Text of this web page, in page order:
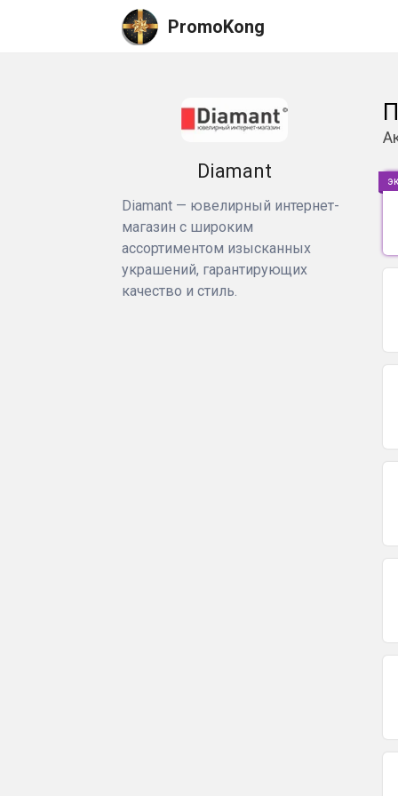
PromoKong
Diamant
Diamant — ювелирный интернет-
магазин с широким
ассортиментом изысканных
украшений, гарантирующих
качество и стиль.